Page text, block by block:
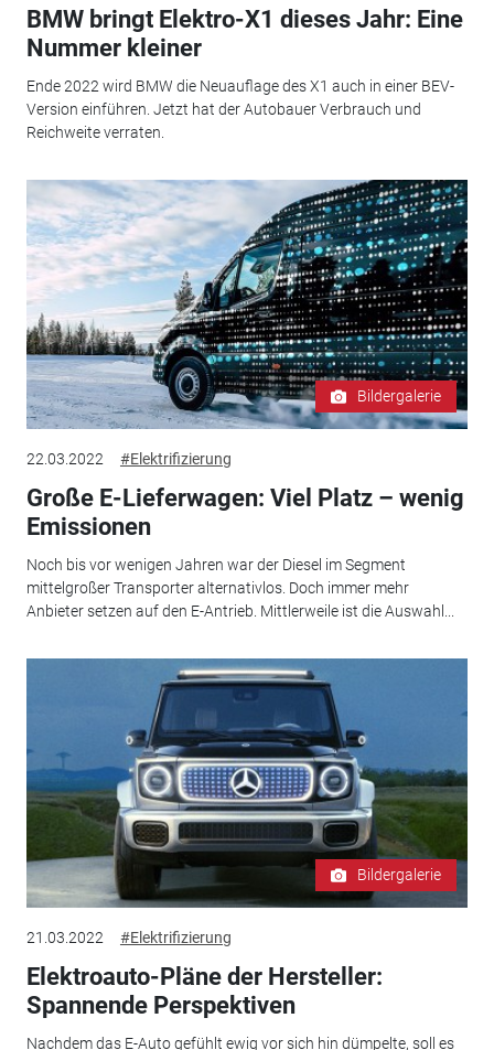
BMW bringt Elektro-X1 dieses Jahr: Eine
Nummer kleiner
Ende 2022 wird BMW die Neuauflage des X1 auch in einer BEV-
Version einführen. Jetzt hat der Autobauer Verbrauch und
Reichweite verraten.
Bildergalerie
22.03.2022 #Elektrifizierung
Große E-Lieferwagen: Viel Platz – wenig
Emissionen
Noch bis vor wenigen Jahren war der Diesel im Segment
mittelgroßer Transporter alternativlos. Doch immer mehr
Anbieter setzen auf den E-Antrieb. Mittlerweile ist die Auswahl...
Bildergalerie
21.03.2022 #Elektrifizierung
Elektroauto-Pläne der Hersteller:
Spannende Perspektiven
Nachdem das E-Auto gefühlt ewig vor sich hin dümpelte, soll es